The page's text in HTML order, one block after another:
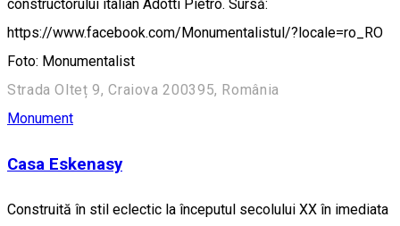
constructorului italian Adotti Pietro. Sursă:
https://www.facebook.com/Monumentalistul/?locale=ro_RO
Foto: Monumentalist
Strada Olteț 9, Craiova 200395, România
Monument
Casa Eskenasy
Construită în stil eclectic la începutul secolului XX în imediata